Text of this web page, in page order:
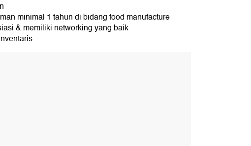
minimal 1 tahun di bidang food manufacture
& memiliki networking yang baik